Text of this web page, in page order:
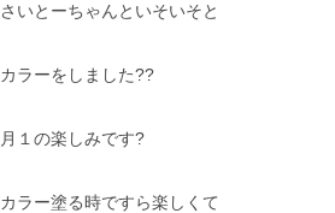
さいとーちゃんといそいそと
カラーをしました??
月１の楽しみです?
カラー塗る時ですら楽しくて